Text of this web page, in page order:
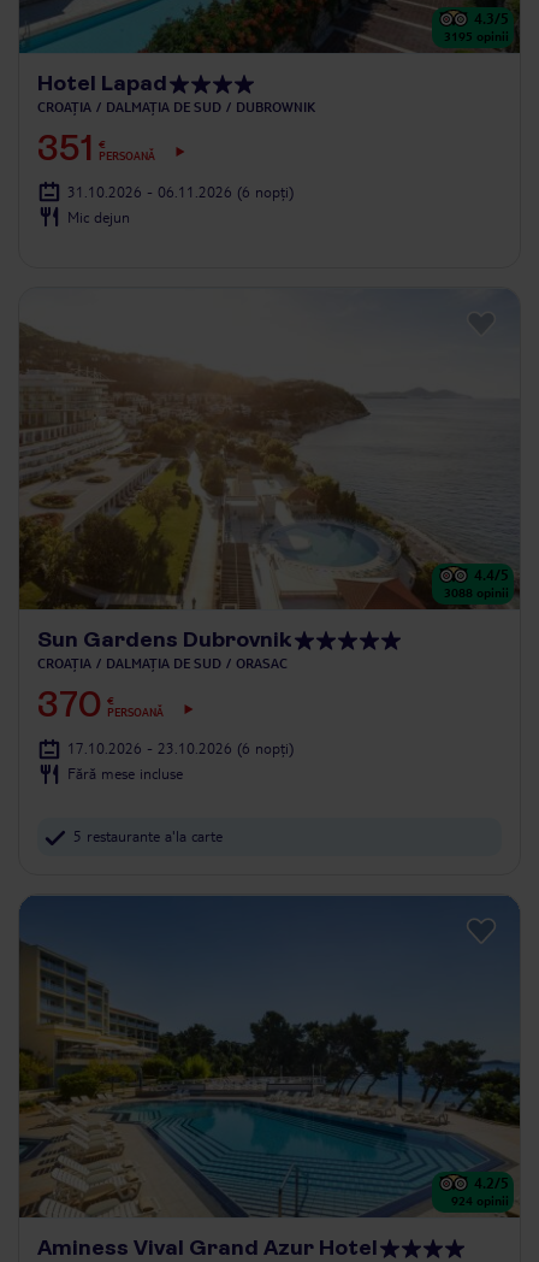
4.3/5
3195 opinii
Hotel Lapad
CROAȚIA DALMAȚIA DE SUD DUBROWNIK
351
€
PERSOANĂ
31.10.2026 - 06.11.2026 (6 nopți)
Mic dejun
4.4/5
3088 opinii
Sun Gardens Dubrovnik
CROAȚIA DALMAȚIA DE SUD ORASAC
370 €
PERSOANĂ
17.10.2026 - 23.10.2026 (6 nopți)
Fără mese incluse
5 restaurante a'la carte
4.2/5
924 opinii
Aminess Vival Grand Azur Hotel